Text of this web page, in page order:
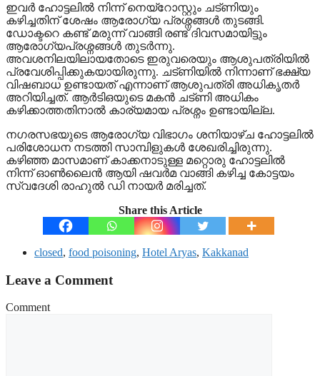
ഇവർ ഹോട്ടലിൽ നിന്ന് നെയ്റോസ്റ്റും ചട്ണിയും
കഴിച്ചതിന് ശേഷം ആരോഗ്യ പ്രശ്നങ്ങൾ തുടങ്ങി.
ഡോക്ടറെ കണ്ട് മരുന്ന് വാങ്ങി രണ്ട് ദിവസമായിട്ടും
ആരോഗ്യപ്രശ്നങ്ങൾ തുടർന്നു.
അവശനിലയിലായതോടെ ഇരുവരെയും ആശുപത്രിയിൽ
പ്രവേശിപ്പിക്കുകയായിരുന്നു. ചട്ണിയിൽ നിന്നാണ് ഭക്ഷ്യ
വിഷബാധ ഉണ്ടായത് എന്നാണ് ആശുപത്രി അധികൃതർ
അറിയിച്ചത്. ആർടിഒയുടെ മകൻ ചട്ണി അധികം
കഴിക്കാത്തതിനാൽ കാര്യമായ പ്രശ്നം ഉണ്ടായില്ല.
നഗരസഭയുടെ ആരോഗ്യ വിഭാഗം ശനിയാഴ്ച ഹോട്ടലിൽ
പരിശോധന നടത്തി സാമ്പിളുകൾ ശേഖരിച്ചിരുന്നു.
കഴിഞ്ഞ മാസമാണ് കാക്കനാടുള്ള മറ്റൊരു ഹോട്ടലിൽ
നിന്ന് ഓൺലൈൻ ആയി ഷവർമ വാങ്ങി കഴിച്ച കോട്ടയം
സ്വദേശി രാഹുൽ ഡി നായർ മരിച്ചത്.
Share this Article
closed, food poisoning, Hotel Aryas, Kakkanad
Leave a Comment
Comment